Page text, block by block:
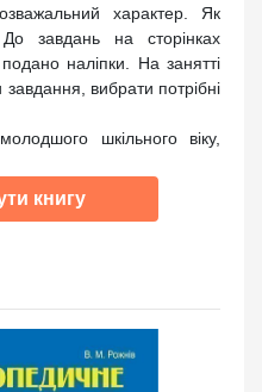
характер. Як
завдань на сторінках
наліпки. На занятті
вибрати потрібні
шкільного віку,
книгу